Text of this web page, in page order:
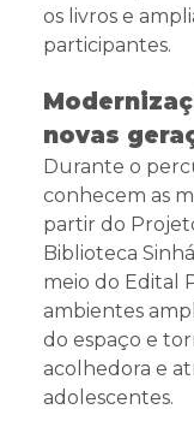
os livros e
participantes.
novas
Durante o
conhecem as
partir do
Biblioteca
meio do Edital
ambientes
do espaço e
acolhedora e
adolescentes.